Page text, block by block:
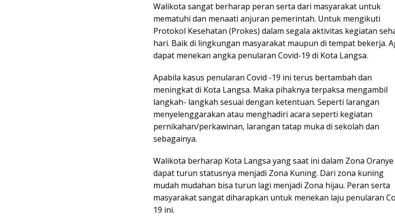
Walikota sangat berharap peran serta dari masyarakat untuk
mematuhi dan menaati anjuran pemerintah. Untuk mengikuti
Protokol Kesehatan (Prokes) dalam segala aktivitas kegiatan
hari. Baik di lingkungan masyarakat maupun di tempat bekerja.
dapat menekan angka penularan Covid-19 di Kota Langsa.
Apabila kasus penularan Covid -19 ini terus bertambah dan
meningkat di Kota Langsa. Maka pihaknya terpaksa mengambil
langkah- langkah sesuai dengan ketentuan. Seperti larangan
menyelenggarakan atau menghadiri acara seperti kegiatan
pernikahan/perkawinan, larangan tatap muka di sekolah dan
sebagainya.
Walikota berharap Kota Langsa yang saat ini dalam Zona Oranye
dapat turun statusnya menjadi Zona Kuning. Dari zona kuning
mudah mudahan bisa turun lagi menjadi Zona hijau. Peran serta
masyarakat sangat diharapkan untuk menekan laju penularan
19 ini.